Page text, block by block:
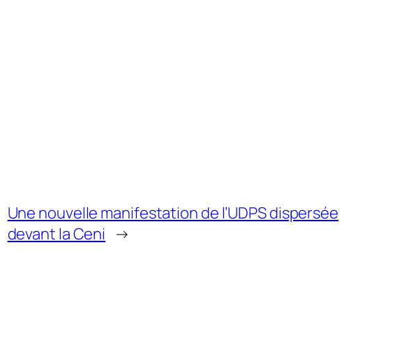
Une nouvelle manifestation de l’UDPS dispersée
devant la Ceni →